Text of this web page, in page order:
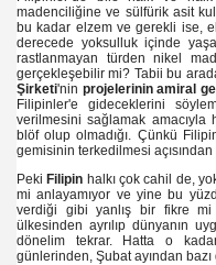
madenciliğine ve sülfürik asit
bu kadar elzem ve gerekli ise,
derecede yoksulluk içinde
rastlanmayan türden nikel
gerçekleşebilir mi? Tabii bu
Şirketi'nin projelerinin amiral
Filipinler'e gideceklerini
verilmesini sağlamak amacıyla
blöf olup olmadığı. Çünkü
gemisinin terkedilmesi
Peki Filipin halkı çok cahil de,
mi anlayamıyor ve yine bu
verdiği gibi yanlış bir fikre
ülkesinden ayrılıp dünyanın
dönelim tekrar. Hatta o
günlerinden, Şubat ayından
vuruldu?
çıkmayız"
tek yeşil Doların